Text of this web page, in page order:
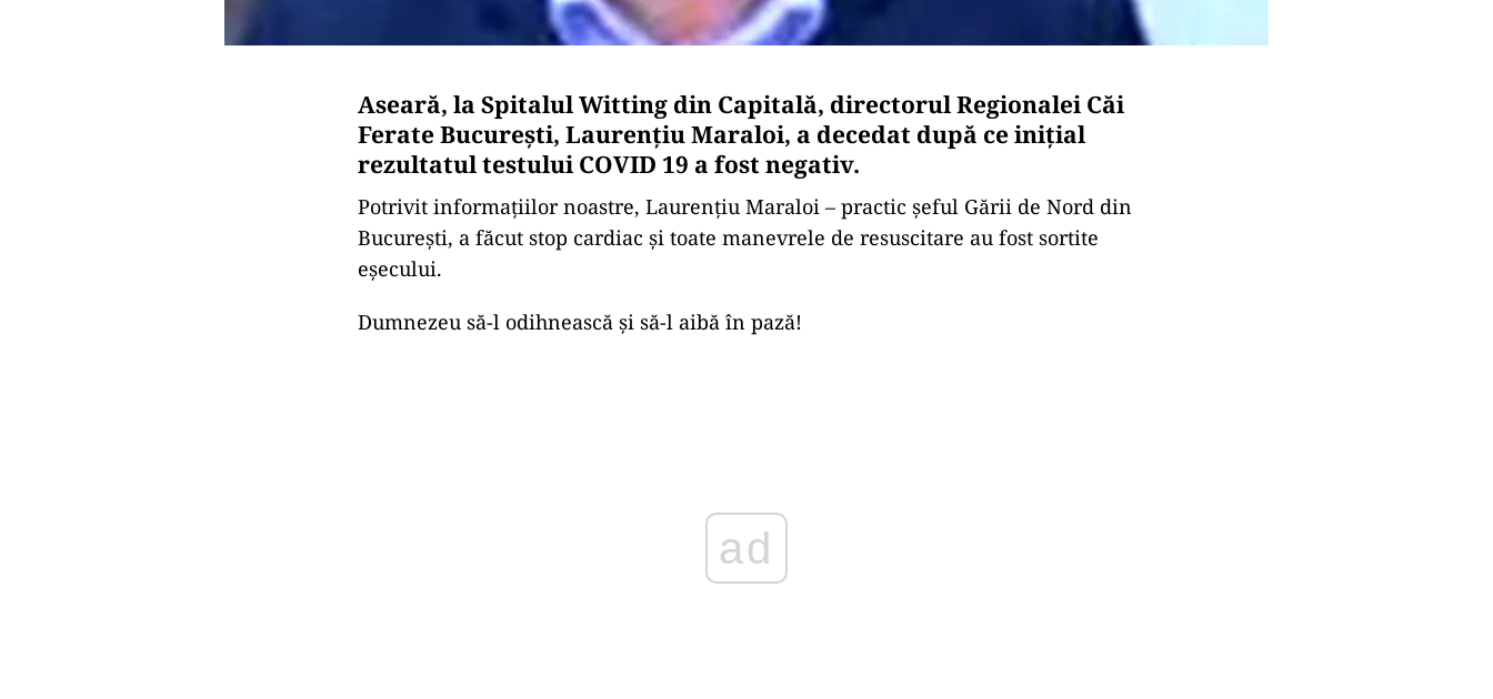
Aseară, la Spitalul Witting din Capitală, directorul Regionalei Căi
Ferate București, Laurențiu Maraloi, a decedat după ce inițial
rezultatul testului COVID 19 a fost negativ.
Potrivit informațiilor noastre, Laurențiu Maraloi – practic șeful Gării de Nord din
București, a făcut stop cardiac și toate manevrele de resuscitare au fost sortite
eșecului.
Dumnezeu să-l odihnească și să-l aibă în pază!